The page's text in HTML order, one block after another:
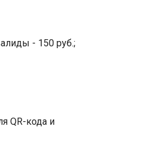
- 150 руб.;
QR-кода и